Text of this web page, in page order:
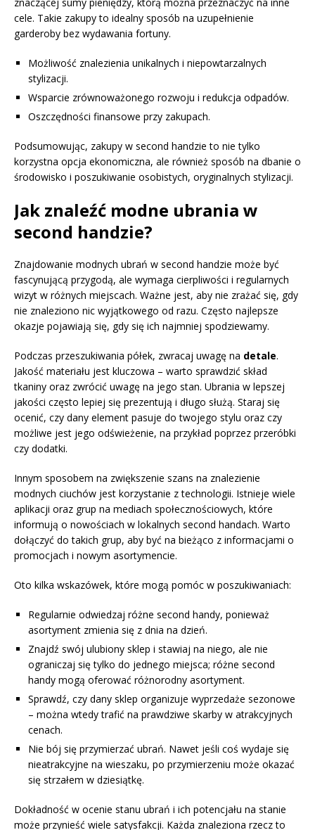
cele. Takie zakupy to idealny sposób na uzupełnienie
garderoby bez wydawania fortuny.
Możliwość znalezienia unikalnych i niepowtarzalnych
stylizacji.
Wsparcie zrównoważonego rozwoju i redukcja odpadów.
Oszczędności finansowe przy zakupach.
Podsumowując, zakupy w second handzie to nie tylko
korzystna opcja ekonomiczna, ale również sposób na dbanie o
środowisko i poszukiwanie osobistych, oryginalnych stylizacji.
Jak znaleźć modne ubrania w
second handzie?
Znajdowanie modnych ubrań w second handzie może być
fascynującą przygodą, ale wymaga cierpliwości i regularnych
wizyt w różnych miejscach. Ważne jest, aby nie zrażać się, gdy
nie znaleziono nic wyjątkowego od razu. Często najlepsze
okazje pojawiają się, gdy się ich najmniej spodziewamy.
Podczas przeszukiwania półek, zwracaj uwagę na detale.
Jakość materiału jest kluczowa – warto sprawdzić skład
tkaniny oraz zwrócić uwagę na jego stan. Ubrania w lepszej
jakości często lepiej się prezentują i długo służą. Staraj się
ocenić, czy dany element pasuje do twojego stylu oraz czy
możliwe jest jego odświeżenie, na przykład poprzez przeróbki
czy dodatki.
Innym sposobem na zwiększenie szans na znalezienie
modnych ciuchów jest korzystanie z technologii. Istnieje wiele
aplikacji oraz grup na mediach społecznościowych, które
informują o nowościach w lokalnych second handach. Warto
dołączyć do takich grup, aby być na bieżąco z informacjami o
promocjach i nowym asortymencie.
Oto kilka wskazówek, które mogą pomóc w poszukiwaniach:
Regularnie odwiedzaj różne second handy, ponieważ
asortyment zmienia się z dnia na dzień.
Znajdź swój ulubiony sklep i stawiaj na niego, ale nie
ograniczaj się tylko do jednego miejsca; różne second
handy mogą oferować różnorodny asortyment.
Sprawdź, czy dany sklep organizuje wyprzedaże sezonowe
– można wtedy trafić na prawdziwe skarby w atrakcyjnych
cenach.
Nie bój się przymierzać ubrań. Nawet jeśli coś wydaje się
nieatrakcyjne na wieszaku, po przymierzeniu może okazać
się strzałem w dziesiątkę.
Dokładność w ocenie stanu ubrań i ich potencjału na stanie
może przynieść wiele satysfakcji. Każda znaleziona rzecz to